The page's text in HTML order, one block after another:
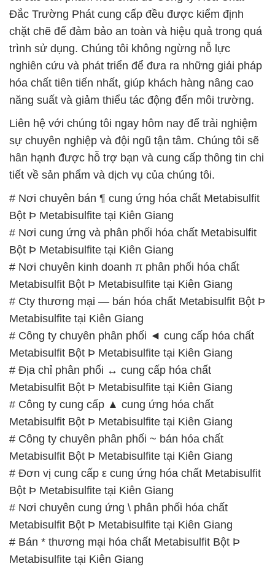
hóa chất tiên tiến nhất, giúp khách hàng nâng cao
năng suất và giảm thiểu tác động đến môi trường.
Liên hệ với chúng tôi ngay hôm nay để trải nghiệm
sự chuyên nghiệp và đội ngũ tận tâm. Chúng tôi sẽ
hân hạnh được hỗ trợ bạn và cung cấp thông tin chi
tiết về sản phẩm và dịch vụ của chúng tôi.
# Nơi chuyên bán ¶ cung ứng hóa chất Metabisulfit
Bột Þ Metabisulfite tại Kiên Giang
# Nơi cung ứng và phân phối hóa chất Metabisulfit
Bột Þ Metabisulfite tại Kiên Giang
# Nơi chuyên kinh doanh π phân phối hóa chất
Metabisulfit Bột Þ Metabisulfite tại Kiên Giang
# Cty thương mại — bán hóa chất Metabisulfit Bột Þ
Metabisulfite tại Kiên Giang
# Công ty chuyên phân phối ◄ cung cấp hóa chất
Metabisulfit Bột Þ Metabisulfite tại Kiên Giang
# Địa chỉ phân phối ↔ cung cấp hóa chất
Metabisulfit Bột Þ Metabisulfite tại Kiên Giang
# Công ty cung cấp ▲ cung ứng hóa chất
Metabisulfit Bột Þ Metabisulfite tại Kiên Giang
# Công ty chuyên phân phối ~ bán hóa chất
Metabisulfit Bột Þ Metabisulfite tại Kiên Giang
# Đơn vị cung cấp ε cung ứng hóa chất Metabisulfit
Bột Þ Metabisulfite tại Kiên Giang
# Nơi chuyên cung ứng \ phân phối hóa chất
Metabisulfit Bột Þ Metabisulfite tại Kiên Giang
# Bán * thương mại hóa chất Metabisulfit Bột Þ
Metabisulfite tại Kiên Giang
📞PHÒNG KINH DOANH – CÔNG TY HÓA CHẤT
ĐẮC TRƯỜNG PHÁT🌐
🌐 Website: https://stmp.net/